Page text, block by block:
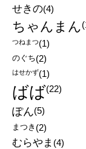
せきの(4)
ちゃんまん
つねまつ(1)
のぐち(2)
はせかず(1)
ばば(22)
ぽん(5)
まつき (2)
むらやま (4)